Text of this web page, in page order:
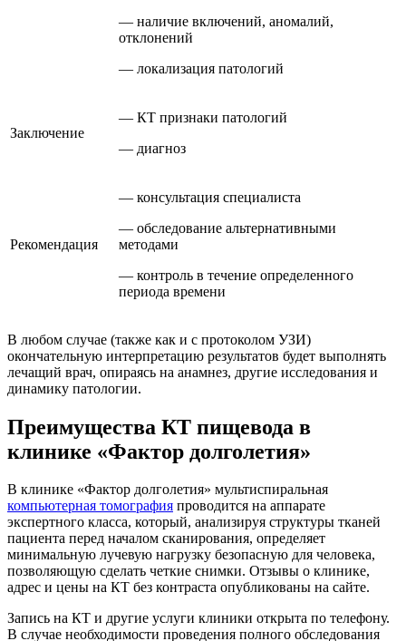
— наличие включений, аномалий,
отклонений
— локализация патологий
Заключение
— КТ признаки патологий
— диагноз
Рекомендация
— консультация специалиста
— обследование альтернативными
методами
— контроль в течение определенного
периода времени
В любом случае (также как и с протоколом УЗИ)
окончательную интерпретацию результатов будет выполнять
лечащий врач, опираясь на анамнез, другие исследования и
динамику патологии.
Преимущества КТ пищевода в
клинике «Фактор долголетия»
В клинике «Фактор долголетия» мультиспиральная
компьютерная томография проводится на аппарате
экспертного класса, который, анализируя структуры тканей
пациента перед началом сканирования, определяет
минимальную лучевую нагрузку безопасную для человека,
позволяющую сделать четкие снимки. Отзывы о клинике,
адрес и цены на КТ без контраста опубликованы на сайте.
Запись на КТ и другие услуги клиники открыта по телефону.
В случае необходимости проведения полного обследования